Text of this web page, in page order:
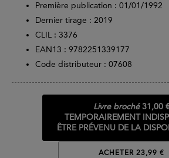
Première publication : 01/01/1992
Dernier tirage : 2019
CLIL : 3376
EAN13 : 9782251339177
Code distributeur : 07608
Livre broché 31,00
TEMPORAIREMENT
ÊTRE PRÉVENU DE LA
ACHETER 23,99 €